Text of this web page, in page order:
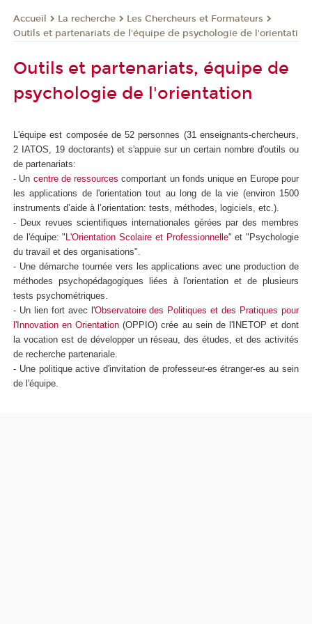
Accueil La recherche
Les Chercheurs et Formateurs
Outils et partenariats de l'équipe de psychologie de l'orientati
Outils et partenariats, équipe de
psychologie de l'orientation
L'équipe est composée de 52 personnes (31 enseignants-chercheurs,
2 IATOS, 19 doctorants) et s'appuie sur un certain nombre d'outils ou
de partenariats:
- Un centre de ressources comportant un fonds unique en Europe pour
les applications de l'orientation tout au long de la vie (environ 1500
instruments d’aide à l’orientation: tests, méthodes, logiciels, etc.).
- Deux revues scientifiques internationales gérées par des membres
de l'équipe: "L'Orientation Scolaire et Professionnelle" et "Psychologie
du travail et des organisations".
- Une démarche tournée vers les applications avec une production de
méthodes psychopédagogiques liées à l'orientation et de plusieurs
tests psychométriques.
- Un lien fort avec l'Observatoire des Politiques et des Pratiques pour
l'Innovation en Orientation (OPPIO) crée au sein de l'INETOP et dont
la vocation est de développer un réseau, des études, et des activités
de recherche partenariale.
- Une politique active d'invitation de professeur-es étranger-es au sein
de l'équipe.